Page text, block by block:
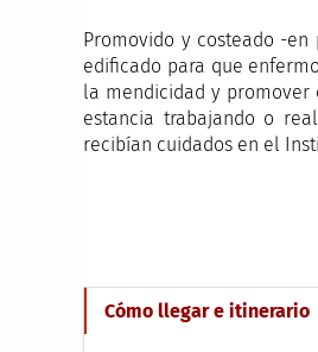
Promovido y costeado -
edificado para que
la mendicidad y promover
estancia trabajando o
recibían cuidados en el
Cómo llegar e itinerario